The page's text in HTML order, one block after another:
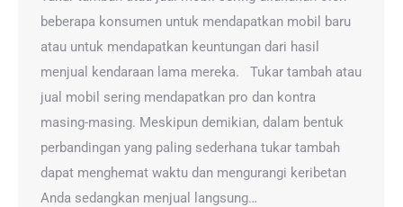
beberapa konsumen untuk mendapatkan mobil baru
atau untuk mendapatkan keuntungan dari hasil
menjual kendaraan lama mereka. Tukar tambah atau
jual mobil sering mendapatkan pro dan kontra
masing-masing. Meskipun demikian, dalam bentuk
perbandingan yang paling sederhana tukar tambah
dapat menghemat waktu dan mengurangi keribetan
Anda sedangkan menjual langsung…